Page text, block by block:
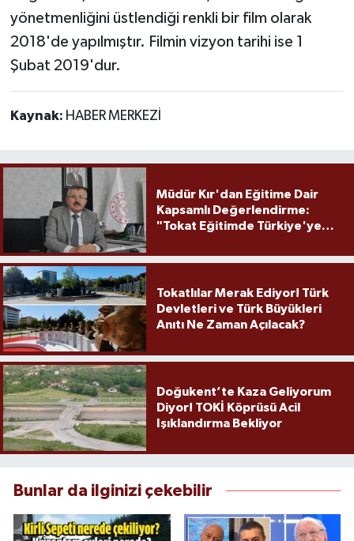
yönetmenliğini üstlendiği renkli bir film olarak
2018'de yapılmıştır. Filmin vizyon tarihi ise 1
Şubat 2019'dur.
Kaynak: HABER MERKEZİ
Müdür Kır'dan Eğitime Dair
Kapsamlı Değerlendirme:
"Tokat Eğitimde Türkiye'ye
Tokatlılar Merak Ediyor! Türk
Devletleri ve Türk Büyükleri
Anıtı Ne Zaman Açılacak?
Doğukent’te Kaza Geliyorum
Diyor! TOKİ Köprüsü Acil
Işıklandırma Bekliyor
Bunlar da ilginizi çekebilir